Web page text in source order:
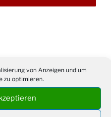
von Anzeigen und um
zu optimieren.
Kirche
zum Muttertag